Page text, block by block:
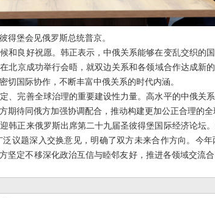
得堡会见俄罗斯总统普京。
和良好祝愿。韩正表示，中俄关系能够在变乱交织的
北京成功举行会晤，就双边关系和各领域合作达成新
切国际协作，不断丰富中俄关系的时代内涵。
、完善全球治理的重要建设性力量。高水平的中俄关
待同俄方加强协调配合，推动构建更加公正合理的全
韩正来俄罗斯出席第二十九届圣彼得堡国际经济论坛
议题深入交换意见，明确了双方未来合作方向。今
坚定不移深化政治互信与睦邻友好，推进各领域交流